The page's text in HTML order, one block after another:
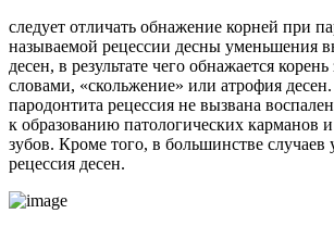
следует отличать обнажение корней при
называемой рецессии десны уменьшения
десен, в результате чего обнажается
словами, «скольжение» или атрофия
пародонтита рецессия не вызвана
к образованию патологических карманов
зубов. Кроме того, в большинстве случаев
рецессия десен.